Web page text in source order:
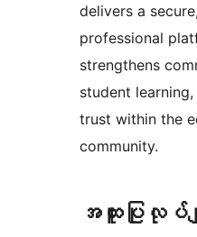
delivers a
professional
strengthens
student
trust within the
community.
အ​ထူး​ပြု​လုပ်​ခ